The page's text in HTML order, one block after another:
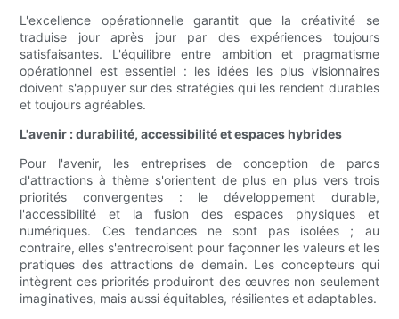
L'excellence opérationnelle garantit que la créativité se
traduise jour après jour par des expériences toujours
satisfaisantes. L'équilibre entre ambition et pragmatisme
opérationnel est essentiel : les idées les plus visionnaires
doivent s'appuyer sur des stratégies qui les rendent durables
et toujours agréables.
L'avenir : durabilité, accessibilité et espaces hybrides
Pour l'avenir, les entreprises de conception de parcs
d'attractions à thème s'orientent de plus en plus vers trois
priorités convergentes : le développement durable,
l'accessibilité et la fusion des espaces physiques et
numériques. Ces tendances ne sont pas isolées ; au
contraire, elles s'entrecroisent pour façonner les valeurs et les
pratiques des attractions de demain. Les concepteurs qui
intègrent ces priorités produiront des œuvres non seulement
imaginatives, mais aussi équitables, résilientes et adaptables.